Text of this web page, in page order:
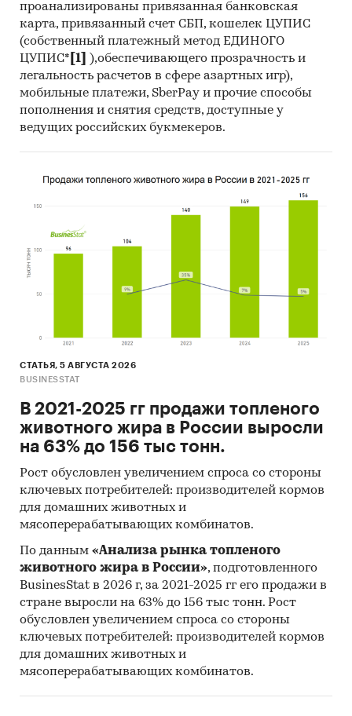
Материалы участников отечественного и
мирового рынков.
Результаты исследований маркетинговых и
консалтинговых агентств.
Материалы отраслевых учреждений и базы
данных.
Результаты ценовых мониторингов.
Материалы и базы данных статистики ООН
Commodity Trade Statistics, Industrial
Commodity Statistics, Food and Agriculture
Organization и др.).
Материалы Международного Валютного
Фонда (International Monetary Fund).
Материалы Организации экономического
Economic Cooperation and Development).
Материалы International Trade Centre.
Материалы Index Mundi.
Результаты исследований DISCOVERY
Research Group.
Объем и структура выборки
Процедура контент-анализа документов не
предполагает расчета объема выборочной
совокупности. Обработке и анализу подлежат
все доступные исследователю документы.
К отчету прилагается обработанная и
пригодная к дальнейшему использованию
данных с подробной информацией об
проанализированы привязанная банковская
карта, привязанный счет СБП, кошелек ЦУПИС
(собственный платежный метод ЕДИНОГО
ЦУПИС* [1]
),обеспечивающего прозрачность и
легальность расчетов в сфере азартных игр),
мобильные платежи, SberPay и прочие способы
пополнения и снятия средств, доступные у
ведущих российских букмекеров.
СТАТЬЯ, 5 АВГУСТА 2026
BUSINESSTAT
В 2021-2025 гг продажи топленого
животного жира в России выросли
на 63% до 156 тыс тонн.
Рост обусловлен увеличением спроса со стороны
ключевых потребителей: производителей кормов
для домашних животных и
мясоперерабатывающих комбинатов.
По данным «Анализа рынка топленого
животного жира в России», подготовленного
BusinesStat в 2026 г, за 2021-2025 гг его продажи в
стране выросли на 63% до 156 тыс тонн. Рост
обусловлен увеличением спроса со стороны
ключевых потребителей: производителей кормов
для домашних животных и
мясоперерабатывающих комбинатов.